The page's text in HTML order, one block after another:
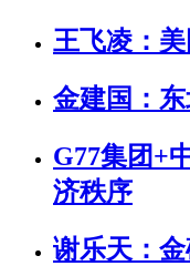
王飞凌：
金建国：
G77集团+
济秩序
谢乐天：